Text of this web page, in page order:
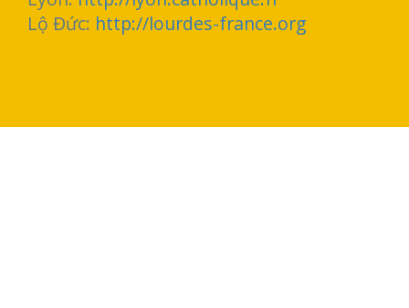
Lộ Đức: http://lourdes-france.org